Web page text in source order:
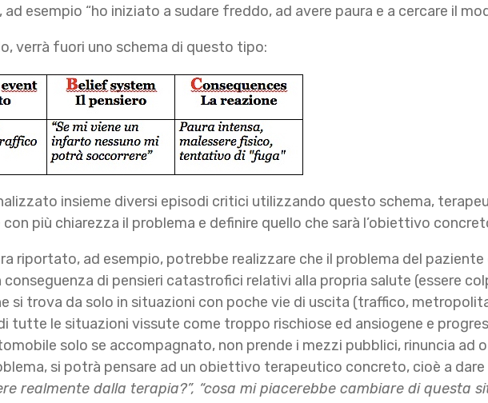
esempio “ho iniziato a sudare freddo, ad avere paura e a cercare il
verrà fuori uno schema di questo tipo:
insieme diversi episodi critici utilizzando questo schema,
più chiarezza il problema e definire quello che sarà l’obiettivo
riportato, ad esempio, potrebbe realizzare che il problema del paziente
conseguenza di pensieri catastrofici relativi alla propria salute (essere
si trova da solo in situazioni con poche vie di uscita (traffico,
tutte le situazioni vissute come troppo rischiose ed ansiogene e
solo se accompagnato, non prende i mezzi pubblici, rinuncia ad
si potrà pensare ad un obiettivo terapeutico concreto, cioè a
realmente dalla terapia?”, “cosa mi piacerebbe cambiare di questa